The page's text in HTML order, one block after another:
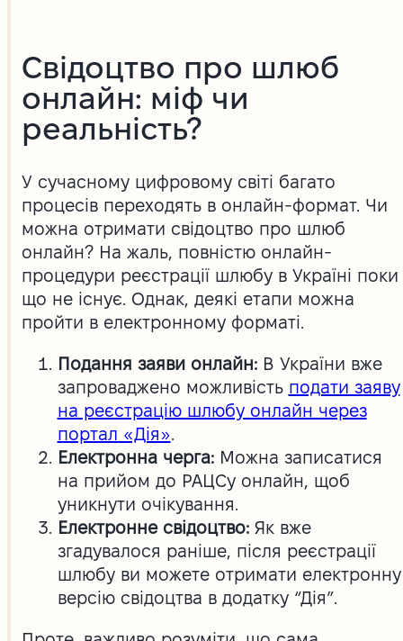
Свідоцтво про шлюб
онлайн: міф чи
реальність?
У сучасному цифровому світі багато
процесів переходять в онлайн-формат. Чи
можна отримати свідоцтво про шлюб
онлайн? На жаль, повністю онлайн-
процедури реєстрації шлюбу в Україні поки
що не існує. Однак, деякі етапи можна
пройти в електронному форматі.
Подання заяви онлайн: В України вже
запроваджено можливість подати заяву
на реєстрацію шлюбу онлайн через
портал «Дія».
Електронна черга:Можна записатися
на прийом до РАЦСу онлайн, щоб
уникнути очікування.
Електронне свідоцтво: Як вже
згадувалося раніше, після реєстрації
шлюбу ви можете отримати електронну
версію свідоцтва в додатку “Дія”.